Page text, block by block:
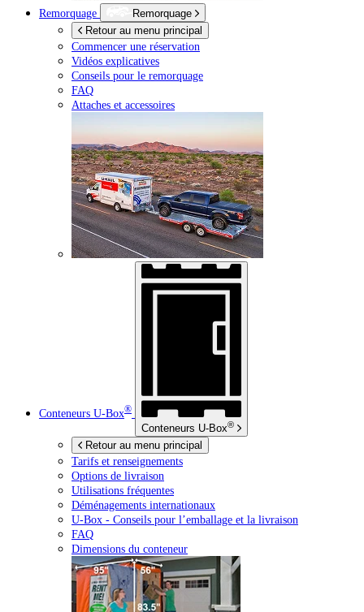
Remorquage
Remorquage
Retour au menu principal
Commencer une réservation
Vidéos explicatives
Conseils pour le remorquage
FAQ
Attaches et accessoires
Conteneurs U-Box®
Conteneurs U-Box®
Retour au menu principal
Tarifs et renseignements
Options de livraison
Utilisations fréquentes
Déménagements internationaux
U-Box - Conseils pour l’emballage et la livraison
FAQ
Dimensions du conteneur